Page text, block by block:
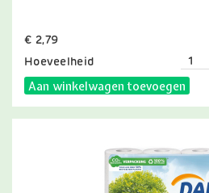
Prijs
€ 2,79
Hoeveelheid
Aan winkelwagen toevoegen